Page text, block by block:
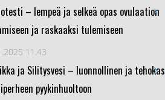
– lempeä ja selkeä opas ovulaation
ja raskaaksi tulemiseen
›
11.43
ja Silitysvesi – luonnollinen ja tehokas
pyykinhuoltoon
›